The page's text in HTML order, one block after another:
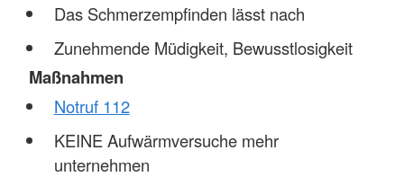
Das Schmerzempfinden lässt nach
Zunehmende Müdigkeit, Bewusstlosigkeit
Maßnahmen
Notruf 112
KEINE Aufwärmversuche mehr
unternehmen